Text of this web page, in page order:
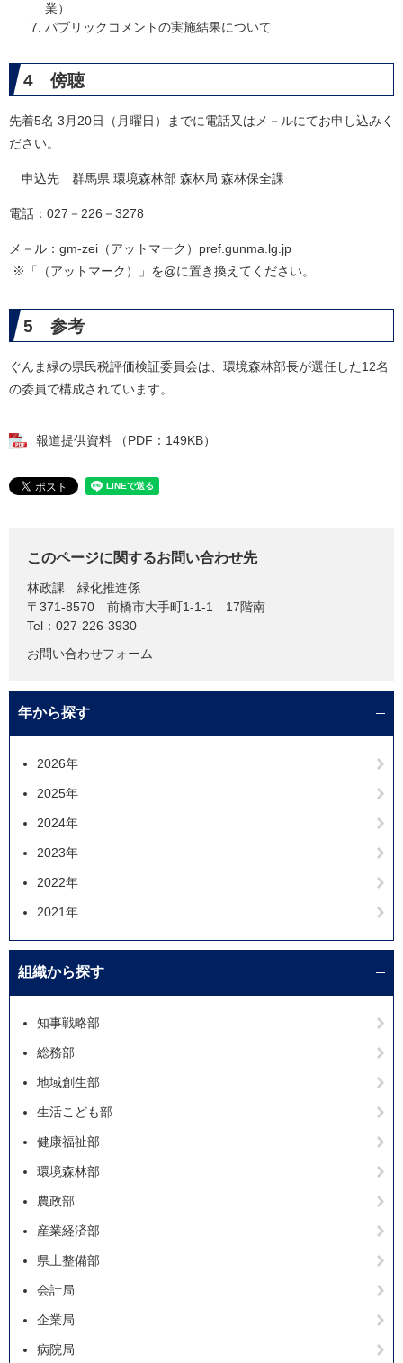
業）
パブリックコメントの実施結果について
4 傍聴
先着5名 3月20日（月曜日）までに電話又はメ－ルにてお申し込みく
ださい。
申込先 群馬県 環境森林部 森林局 森林保全課
電話：027－226－3278
メ－ル：gm-zei（アットマーク）pref.gunma.lg.jp
​ ※「（アットマーク）」を@に置き換えてください。
5 参考
ぐんま緑の県民税評価検証委員会は、環境森林部長が選任した12名
の委員で構成されています。
報道提供資料 （PDF：149KB）
このページに関するお問い合わせ先
林政課
緑化推進係
〒371-8570
前橋市大手町1-1-1 17階南
Tel：027-226-3930
お問い合わせフォーム
年から探す
2026年
2025年
2024年
2023年
2022年
2021年
組織から探す
知事戦略部
総務部
地域創生部
生活こども部
健康福祉部
環境森林部
農政部
産業経済部
県土整備部
会計局
企業局
病院局